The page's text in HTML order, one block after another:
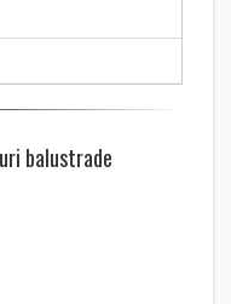
balustrade